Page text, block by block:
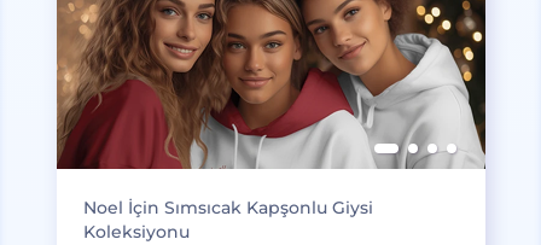
Noel İçin Sımsıcak Kapşonlu Giysi
Koleksiyonu